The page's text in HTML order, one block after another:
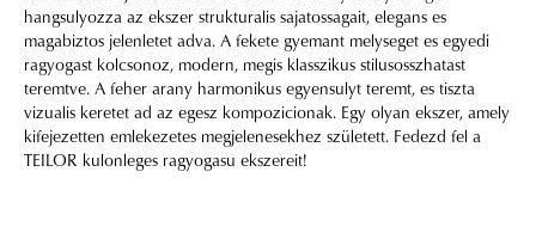
hangsulyozza az ekszer strukturalis sajatossagait, elegans es
magabiztos jelenletet adva. A fekete gyemant melyseget es egyedi
ragyogast kolcsonoz, modern, megis klasszikus stilusosszhatast
teremtve. A feher arany harmonikus egyensulyt teremt, es tiszta
vizualis keretet ad az egesz kompozicionak. Egy olyan ekszer, amely
kifejezetten emlekezetes megjelenesekhez született. Fedezd fel a
TEILOR kulonleges ragyogasu ekszereit!